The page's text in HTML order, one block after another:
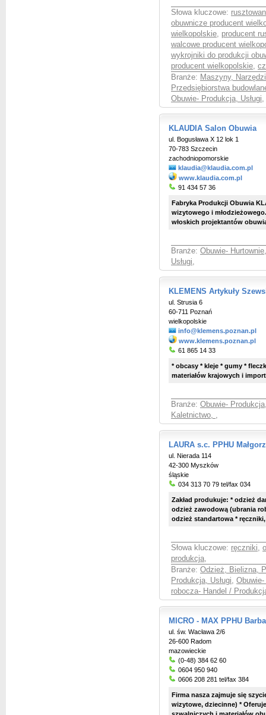
Słowa kluczowe:
obuwnicze producent
wielkopolskie, producent
walcowe producent
wykrojniki do produkcji
producent wielkopolskie,
Branże: Maszyny,
Przedsiębiorstwa
Obuwie- Produkcja, Usługi,
KLAUDIA Salon Obuwia
ul. Bogusława X 12 lok 1
70-783 Szczecin
zachodniopomorskie
klaudia@klaudia.com.pl
www.klaudia.com.pl
91 434 57 36
Fabryka Produkcji Obuwia
wizytowego i
włoskich projektantów
Branże: Obuwie-
Usługi,
KLEMENS Artykuły
ul. Strusia 6
60-711 Poznań
wielkopolskie
info@klemens.poznan.pl
www.klemens.poznan.pl
61 865 14 33
* obcasy * kleje * gumy *
materiałów krajowych i
Branże: Obuwie-
Kaletnictwo, ,
LAURA s.c. PPHU
ul. Nierada 114
42-300 Myszków
śląskie
034 313 70 79 tel/fax 034
Zakład produkuje: * odzież
odzież zawodową (ubrania
odzież standartowa *
Słowa kluczowe: ręczniki,
produkcja,
Branże: Odzież, Bielizna,
Produkcja, Usługi,
robocza- Handel /
MICRO - MAX PPHU
ul. św. Wacława 2/6
26-600 Radom
mazowieckie
(0-48) 384 62 60
0604 950 940
0606 208 281 tel/fax 384
Firma nasza zajmuje się
wizytowe, dziecinne) *